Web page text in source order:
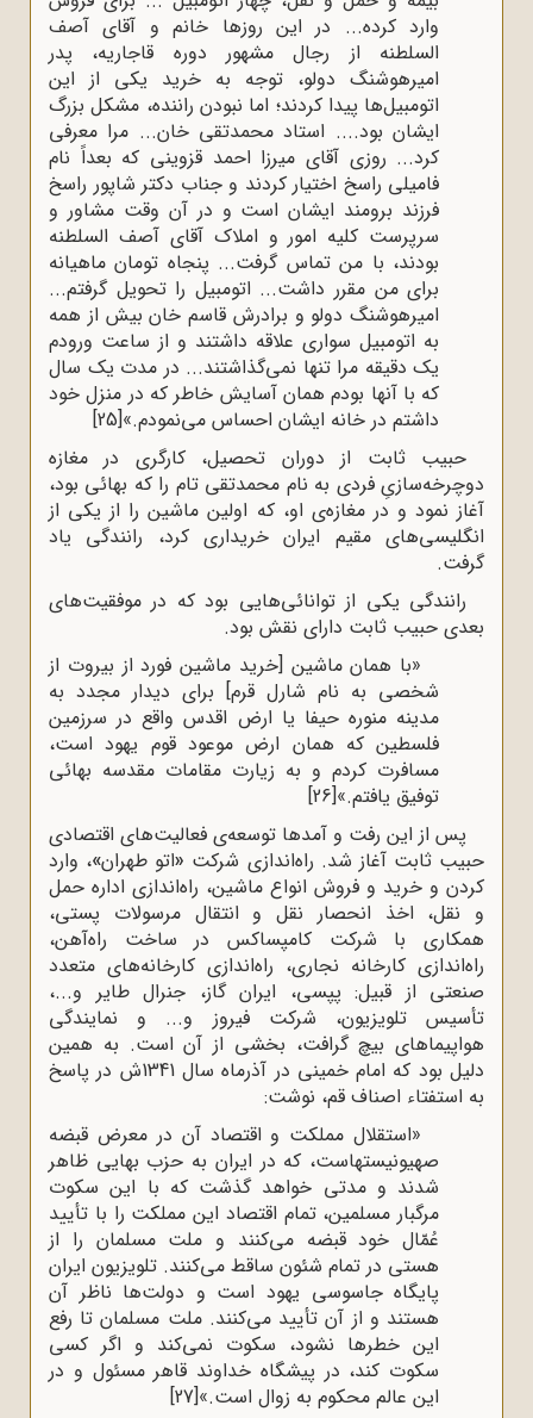
وارد کرده... در این روزها خانم و آقای آصف
السلطنه از رجال مشهور دوره قاجاریه، پدر
امیرهوشنگ دولو، توجه به خرید یکی از این
اتومبیل‌ها پیدا کردند؛ اما نبودن راننده، مشکل بزرگ
ایشان بود.... استاد محمدتقی خان... مرا معرفی
کرد... روزی آقای میرزا احمد قزوینی که بعداً نام
فامیلی راسخ اختیار کردند و جناب دکتر شاپور راسخ
فرزند برومند ایشان است و در آن وقت مشاور و
سرپرست کلیه امور و املاک آقای آصف السلطنه
بودند، با من تماس گرفت... پنجاه تومان ماهیانه
برای من مقرر داشت... اتومبیل را تحویل گرفتم...
امیرهوشنگ دولو و برادرش قاسم خان بیش از همه
به اتومبیل سواری علاقه داشتند و از ساعت ورودم
یک دقیقه مرا تنها نمی‌گذاشتند... در مدت یک سال
که با آنها بودم همان آسایش خاطر که در منزل خود
داشتم در خانه ایشان احساس می‌نمودم.»[25]
حبیب ثابت از دوران تحصیل، کارگری در مغازه
دوچرخه‌سازیِ فردی به نام محمدتقی تام را که بهائی بود،
آغاز نمود و در مغازه‌ی او، که اولین ماشین را از یکی از
انگلیسی‌های مقیم ایران خریداری کرد، رانندگی یاد
گرفت.
رانندگی یکی از توانائی‌هایی بود که در موفقیت‌های
بعدی حبیب ثابت دارای نقش بود.
«با همان ماشین [خرید ماشین فورد از بیروت از
شخصی به نام شارل قرم] برای دیدار مجدد به
مدینه منوره حیفا یا ارض اقدس واقع در سرزمین
فلسطین که همان ارض موعود قوم یهود است،
مسافرت کردم و به زیارت مقامات مقدسه بهائی
توفیق یافتم.»[26]
پس از این رفت و آمدها توسعه‌ی فعالیت‌های اقتصادی
حبیب ثابت آغاز شد. راه‌اندازی شرکت «اتو طهران»، وارد
کردن و خرید و فروش انواع ماشین، راه‌اندازی اداره حمل
و نقل، اخذ انحصار نقل و انتقال مرسولات پستی،
همکاری با شرکت کامپساکس در ساخت راه‌آهن،
راه‌اندازی کارخانه نجاری، راه‌اندازی کارخانه‌های متعدد
صنعتی از قبیل: پپسی، ایران گاز، جنرال طایر و...،
تأسیس تلویزیون، شرکت فیروز و... و نمایندگی
هواپیماهای بیچ گرافت، بخشی از آن است. به همین
دلیل بود که امام خمینی در آذرماه سال 1341ش در پاسخ
به استفتاء اصناف قم، نوشت:
«استقلال مملکت و اقتصاد آن در معرض قبضه
صهیونیستهاست، که در ایران به حزب بهایى ظاهر
شدند و مدتى خواهد گذشت که با این سکوت
مرگبار مسلمین، تمام اقتصاد این مملکت را با تأیید
عُمّال خود قبضه مى‌کنند و ملت مسلمان را از
هستى در تمام شئون ساقط مى‌کنند. تلویزیون ایران
پایگاه جاسوسى یهود است و دولت‌ها ناظر آن
هستند و از آن تأیید مى‌کنند. ملت مسلمان تا رفع
این خطرها نشود، سکوت نمى‌کند و اگر کسى
سکوت کند، در پیشگاه خداوند قاهر مسئول و در
این عالم محکوم به زوال است.»[27]